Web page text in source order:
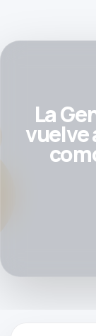
La
vuelve